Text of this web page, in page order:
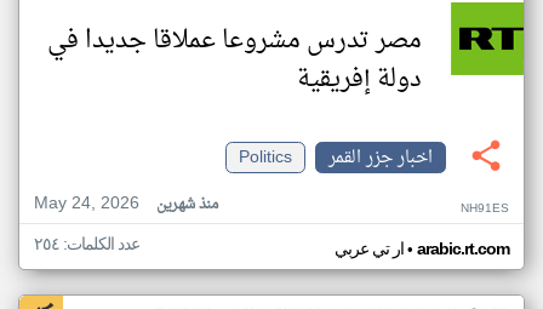
مصر تدرس مشروعا عملاقا جديدا في
دولة إفريقية
اخبار جزر القمر
Politics
May 24, 2026
منذ شهرين NH91ES
ار تي عربي• arabic.rt.com عدد الكلمات: ٢٥٤